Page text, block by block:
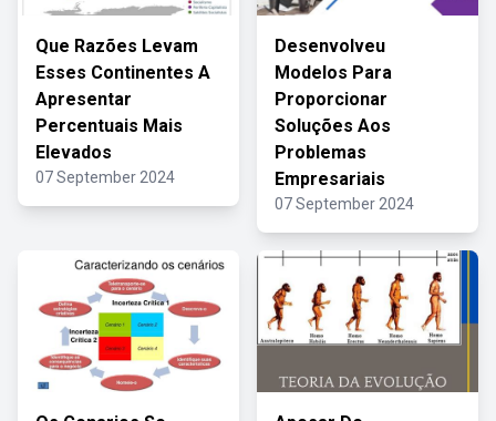
Que Razões Levam
Esses Continentes A
Apresentar
Percentuais Mais
Elevados
07 September 2024
Desenvolveu
Modelos Para
Proporcionar
Soluções Aos
Problemas
Empresariais
07 September 2024